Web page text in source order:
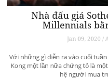
Nhà đấu giá
Millennials
Jan 09, 2020 /
Với những gì diễn ra vào cuối
Kong một lần nữa chứng tỏ là
hệ người mua